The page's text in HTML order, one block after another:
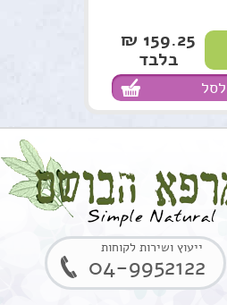
159.25 ₪
בלבד
ייעוץ ושירות לקוחות
04-9952122